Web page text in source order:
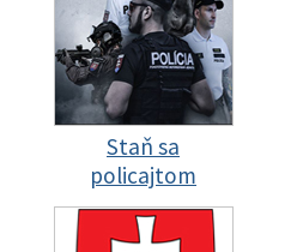
Staň sa
policajtom